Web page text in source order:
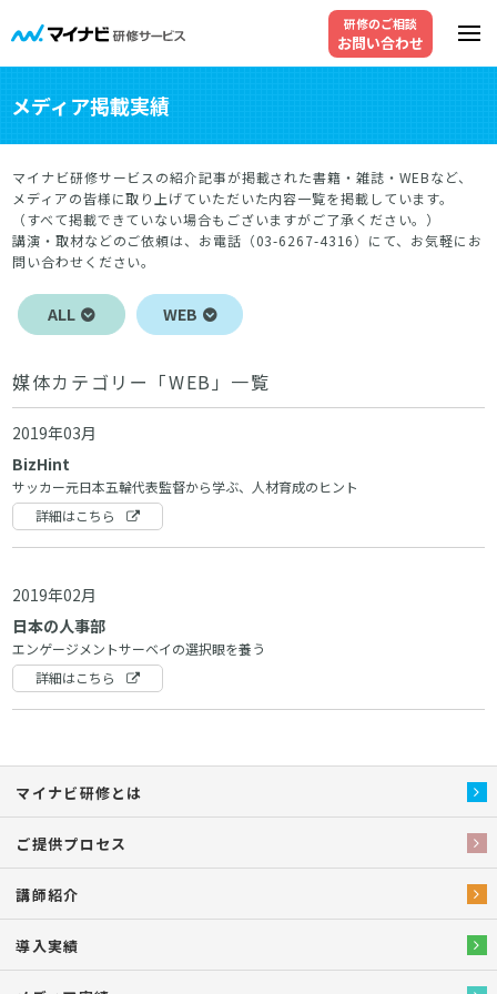
研修のご相談
お問い合わせ
メディア掲載実績
マイナビ研修サービスの紹介記事が掲載された書籍・雑誌・WEBなど、
メディアの皆様に取り上げていただいた内容一覧を掲載しています。
（すべて掲載できていない場合もございますがご了承ください。）
講演・取材などのご依頼は、お電話（03-6267-4316）にて、お気軽にお
問い合わせください。
ALL WEB
媒体カテゴリー「WEB」一覧
2019年03月
BizHint
サッカー元日本五輪代表監督から学ぶ、人材育成のヒント
詳細はこちら
2019年02月
日本の人事部
エンゲージメントサーベイの選択眼を養う
詳細はこちら
マイナビ研修とは
ご提供プロセス
講師紹介
導入実績